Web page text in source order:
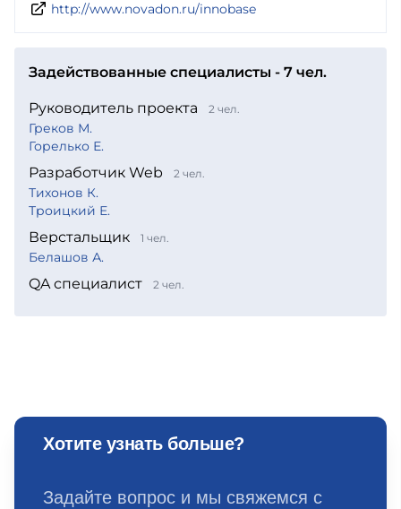
http://www.novadon.ru/innobase
Задействованные специалисты - 7 чел.
Руководитель проекта 2 чел.
Греков М.
Горелько Е.
Разработчик Web 2 чел.
Тихонов К.
Троицкий Е.
Верстальщик 1 чел.
Белашов А.
QA специалист 2 чел.
Хотите узнать больше?
Задайте вопрос и мы свяжемся с